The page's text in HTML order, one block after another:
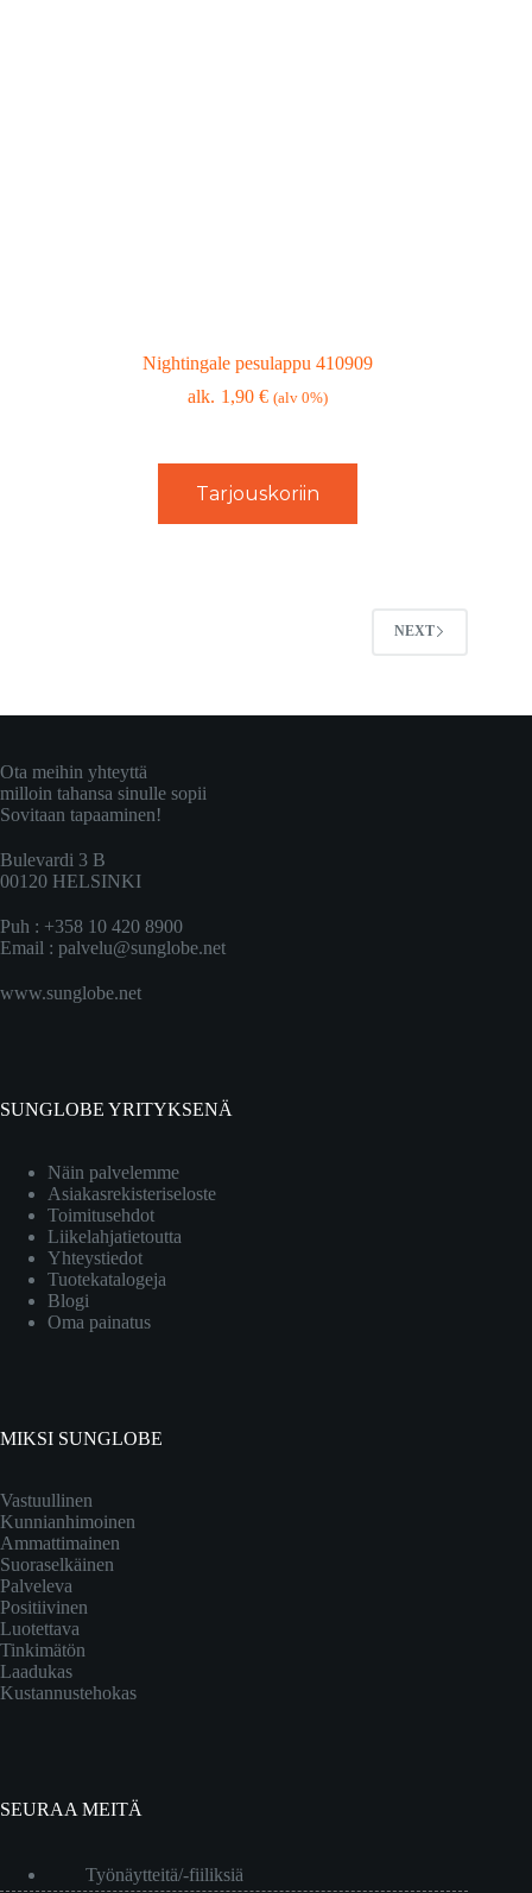
Nightingale pesulappu 410909
1,90€ (alv 0%)
Tarjouskoriin
NEXT
Ota meihin yhteyttä
milloin tahansa sinulle sopii
Sovitaan tapaaminen!
Bulevardi 3 B
00120 HELSINKI
Puh : +358 10 420 8900
Email : palvelu@sunglobe.net
www.sunglobe.net
SUNGLOBE YRITYKSENÄ
Näin palvelemme
Asiakasrekisteriseloste
Toimitusehdot
Liikelahjatietoutta
Yhteystiedot
Tuotekatalogeja
Blogi
Oma painatus
MIKSI SUNGLOBE
Vastuullinen
Kunnianhimoinen
Ammattimainen
Suoraselkäinen
Palveleva
Positiivinen
Luotettava
Tinkimätön
Laadukas
Kustannustehokas
SEURAA MEITÄ
Työnäytteitä/-fiiliksiä